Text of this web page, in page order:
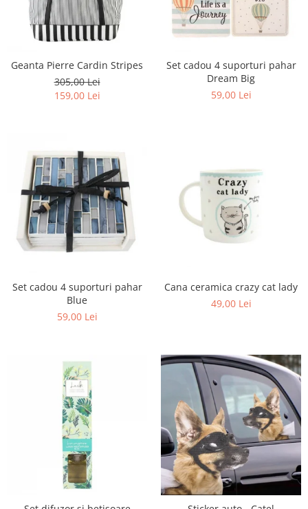
Geanta Pierre Cardin Stripes
305,00 Lei
159,00 Lei
Set cadou 4 suporturi pahar
Dream Big
59,00 Lei
Set cadou 4 suporturi pahar
Blue
59,00 Lei
Cana ceramica crazy cat lady
49,00 Lei